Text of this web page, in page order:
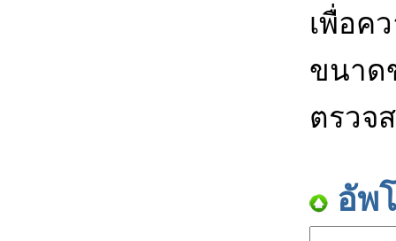
เพื่อค
ขนาด
ตรวจ
อัพ